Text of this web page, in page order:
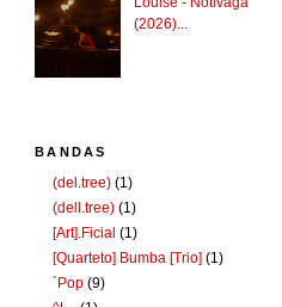
(2026)...
BANDAS
(del.tree) (1)
(dell.tree) (1)
[Art].Ficial (1)
[Quarteto] Bumba [Trio] (1)
`Pop (9)